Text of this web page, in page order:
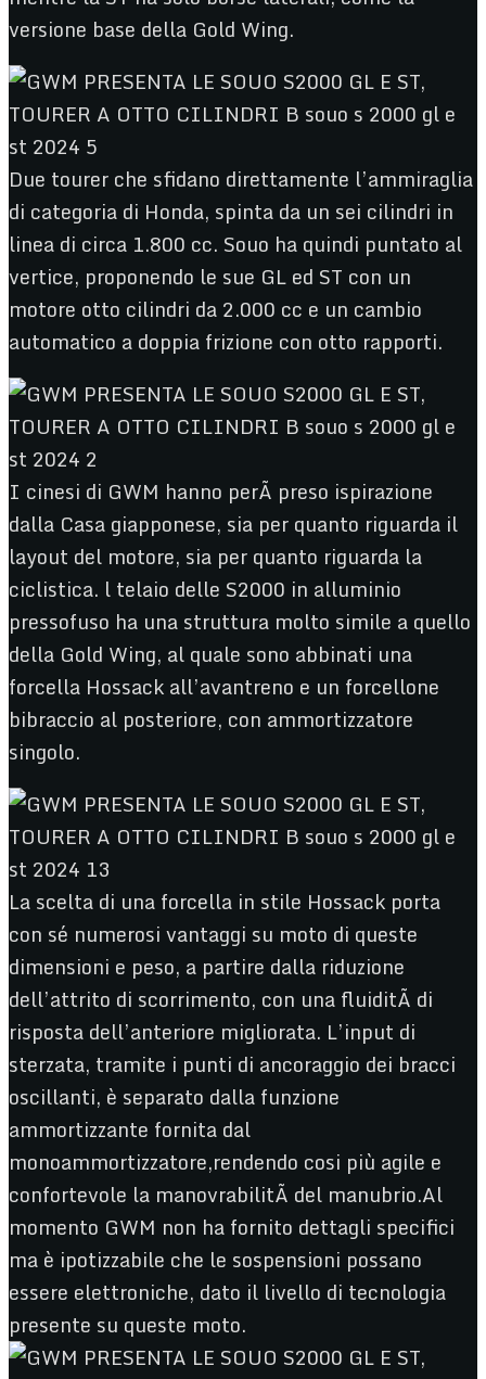
versione base della Gold Wing.
Due tourer che sfidano direttamente l’ammiraglia
di categoria di Honda, spinta da un sei cilindri in
linea di circa 1.800 cc. Souo ha quindi puntato al
vertice, proponendo le sue GL ed ST con un
motore otto cilindri da 2.000 cc e un cambio
automatico a doppia frizione con otto rapporti.
I cinesi di GWM hanno perÃ preso ispirazione
dalla Casa giapponese, sia per quanto riguarda il
layout del motore, sia per quanto riguarda la
ciclistica. l telaio delle S2000 in alluminio
pressofuso ha una struttura molto simile a quello
della Gold Wing, al quale sono abbinati una
forcella Hossack all’avantreno e un forcellone
bibraccio al posteriore, con ammortizzatore
singolo.
La scelta di una forcella in stile Hossack porta
con sé numerosi vantaggi su moto di queste
dimensioni e peso, a partire dalla riduzione
dell’attrito di scorrimento, con una fluiditÃ di
risposta dell’anteriore migliorata. L’input di
sterzata, tramite i punti di ancoraggio dei bracci
oscillanti, è separato dalla funzione
ammortizzante fornita dal
monoammortizzatore,rendendo cosi più agile e
confortevole la manovrabilitÃ del manubrio.Al
momento GWM non ha fornito dettagli specifici
ma è ipotizzabile che le sospensioni possano
essere elettroniche, dato il livello di tecnologia
presente su queste moto.